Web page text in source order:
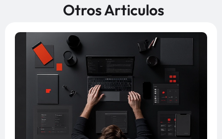
Otros Articulos